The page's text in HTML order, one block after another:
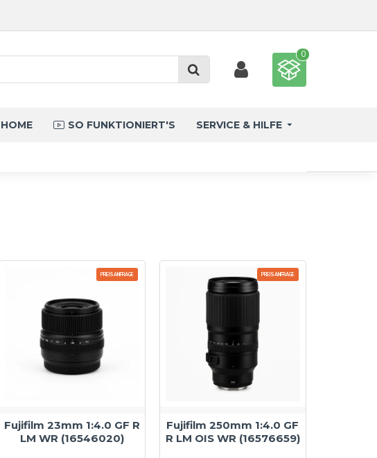
0
HOME SO FUNKTIONIERT'S SERVICE & HILFE
PREISANFRAGE
Fujifilm 23mm 1:4.0 GF R
LM WR (16546020)
PREISANFRAGE
Fujifilm 250mm 1:4.0 GF
R LM OIS WR (16576659)